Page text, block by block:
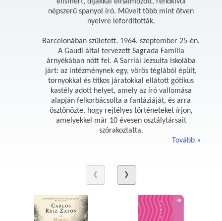
népszerű spanyol író. Műveit több mint ötven
nyelvre lefordították.
Barcelonában született, 1964. szeptember 25-én.
A Gaudí által tervezett Sagrada Família
árnyékában nőtt fel. A Sarriái Jezsuita iskolába
járt: az intézménynek egy, vörös téglából épült,
tornyokkal és titkos járatokkal ellátott gótikus
kastély adott helyet, amely az író vallomása
alapján felkorbácsolta a fantáziáját, és arra
ösztönözte, hogy rejtélyes történeteket írjon,
amelyekkel már 10 évesen osztálytársait
szórakoztatta.
Tovább